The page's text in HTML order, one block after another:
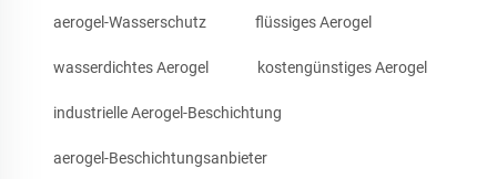
aerogel-Wasserschutz flüssiges Aerogel
wasserdichtes Aerogel kostengünstiges Aerogel
industrielle Aerogel-Beschichtung
aerogel-Beschichtungsanbieter